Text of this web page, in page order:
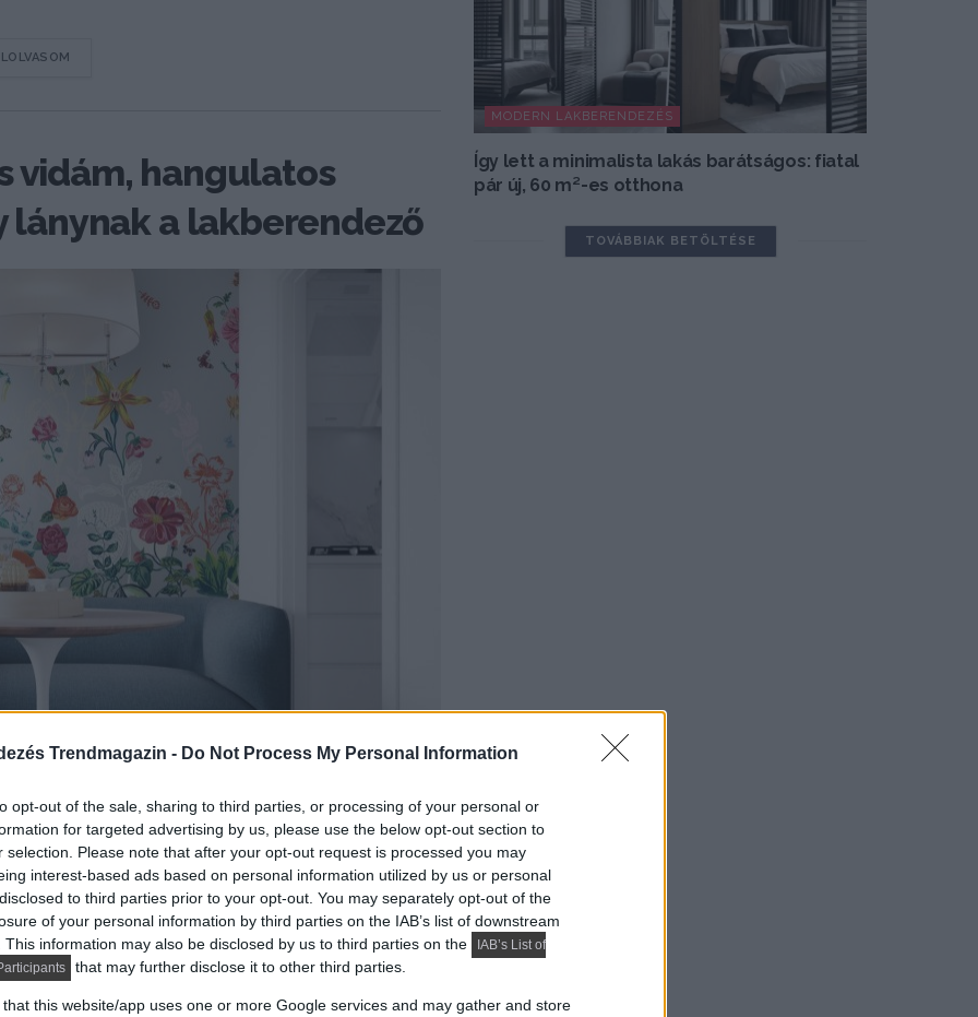
Trendmagazin - Do Not Process My Personal Information
opt-out of the sale, sharing to third parties, or processing of your personal or
for targeted advertising by us, please use the below opt-out section to
selection. Please note that after your opt-out request is processed you may
interest-based ads based on personal information utilized by us or personal
to third parties prior to your opt-out. You may separately opt-out of the
of your personal information by third parties on the IAB’s list of downstream
This information may also be disclosed by us to third parties on the
IAB’s List of
that may further disclose it to other third parties.
that this website/app uses one or more Google services and may gather and store
vidám, hangulatos
a lakberendező
fiatal lány ügyfelének. A felvázolt igények szerint
DETAILS
MODERN LAKBERENDEZÉS
Így lett a minimalista lakás barátságos: fiatal
pár új, 60 m²-es otthona
TOVÁBBIAK BETÖLTÉSE